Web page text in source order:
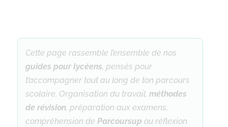
Cette page rassemble l’ensemble de nos
guides pour lycéens, pensés pour
t’accompagner tout au long de ton parcours
scolaire. Organisation du travail, méthodes
de révision, préparation aux examens,
compréhension de Parcoursup ou réflexion